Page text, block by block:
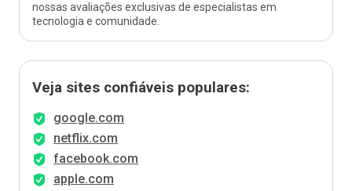
nossas avaliações exclusivas de especialistas em
tecnologia e comunidade.
Veja sites confiáveis populares:
google.com
netflix.com
facebook.com
apple.com